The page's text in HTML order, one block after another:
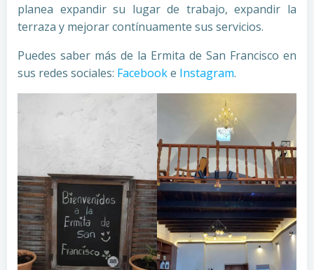
planea expandir su lugar de trabajo, expandir la
terraza y mejorar contínuamente sus servicios.
Puedes saber más de la Ermita de San Francisco en
sus redes sociales: Facebooke Instagram.